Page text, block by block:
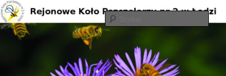
Przeskocz
do
tekstu
Rejonowe Koło Pszczelarzy nr 2 w